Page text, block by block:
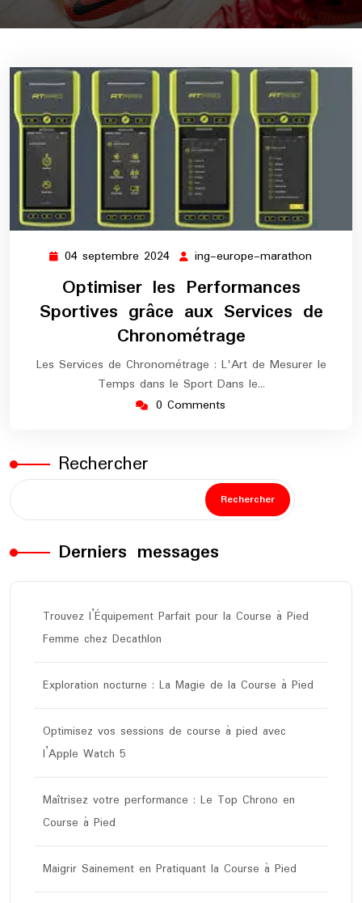
04 septembre 2024 04
septembre
2024
ing-europe-marathon
Optimiser les Performances
Sportives grâce aux Services de
Chronométrage
Les Services de Chronométrage : L'Art de Mesurer le
Temps dans le Sport Dans le…
0 Comments
Rechercher
Rechercher
Derniers messages
Trouvez l’Équipement Parfait pour la Course à Pied
Femme chez Decathlon
Exploration nocturne : La Magie de la Course à Pied
Optimisez vos sessions de course à pied avec
l’Apple Watch 5
Maîtrisez votre performance : Le Top Chrono en
Course à Pied
Maigrir Sainement en Pratiquant la Course à Pied